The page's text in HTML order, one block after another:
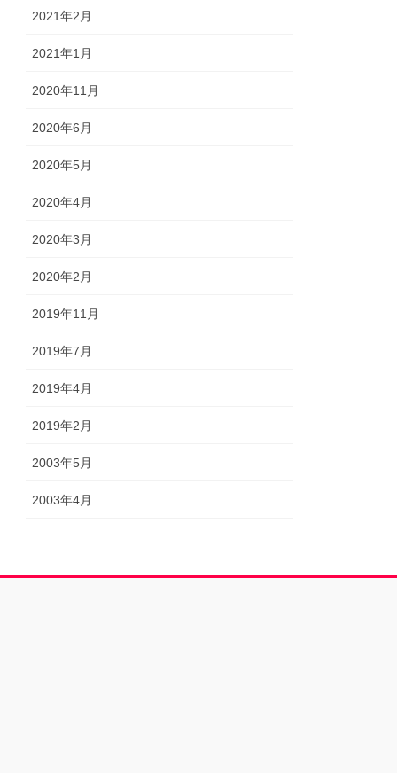
2021年2月
2021年1月
2020年11月
2020年6月
2020年5月
2020年4月
2020年3月
2020年2月
2019年11月
2019年7月
2019年4月
2019年2月
2003年5月
2003年4月